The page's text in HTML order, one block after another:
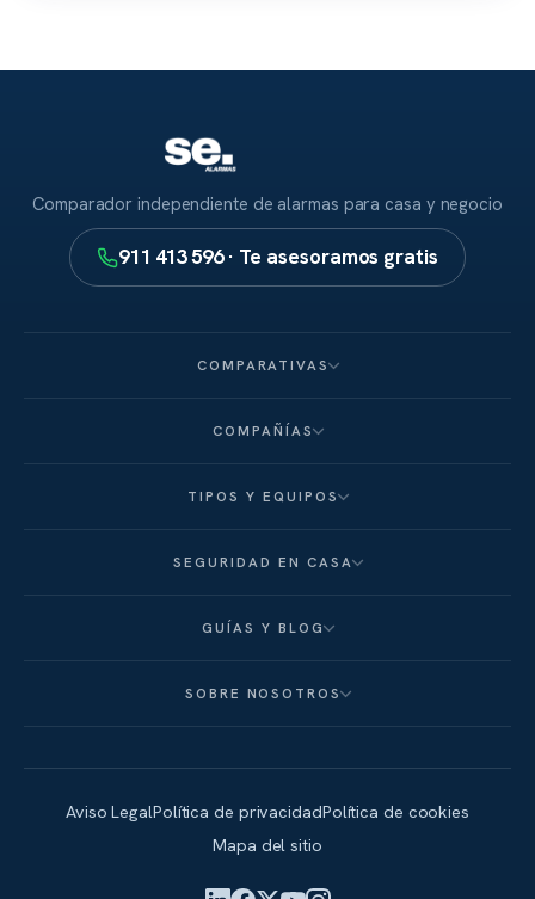
Comparador independiente de alarmas para casa y negocio
911 413 596 · Te asesoramos gratis
COMPARATIVAS
COMPAÑÍAS
TIPOS Y EQUIPOS
SEGURIDAD EN CASA
GUÍAS Y BLOG
SOBRE NOSOTROS
Aviso LegalPolítica de privacidadPolítica de cookies
Mapa del sitio